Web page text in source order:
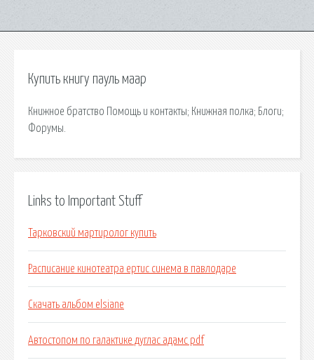
Купить книгу пауль маар
Книжное братство Помощь и контакты; Книжная полка; Блоги;
Форумы.
Links to Important Stuff
Тарковский мартиролог купить
Расписание кинотеатра ертис синема в павлодаре
Скачать альбом elsiane
Автостопом по галактике дуглас адамс pdf